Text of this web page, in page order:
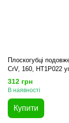
Плоскогубці
CrV, 160, HT1P022
Hoegert
312 грн
В наявності
Купити